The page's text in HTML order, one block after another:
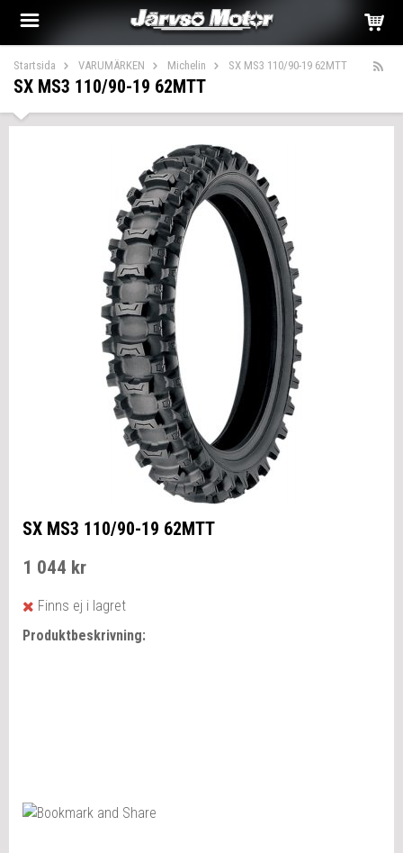
Startsida VARUMÄRKEN Michelin SX MS3 110/90-19 62MTT
SX MS3 110/90-19 62MTT
SX MS3 110/90-19 62MTT
1 044 kr
Finns ej i lagret
Produktbeskrivning: